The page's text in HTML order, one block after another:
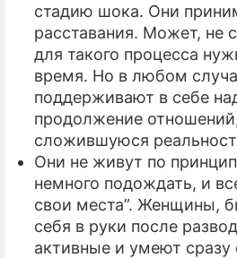
стадию шока. Они
расставания. Может, не
для такого процесса
время. Но в любом
поддерживают в себе
продолжение
сложившуюся
Они не живут по
немного подождать, и
свои места”. Женщины,
себя в руки после
активные и умеют сразу